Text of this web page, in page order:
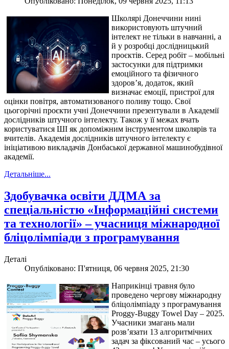
Школярі Донеччини нині
використовують штучний
інтелект не тільки в навчанні, а
й у розробці дослідницький
проєктів. Серед робіт – мобільні
застосунки для підтримки
емоційного та фізичного
здоров’я, додаток, який
визначає емоції, пристрої для
оцінки повітря, автоматизованого поливу тощо. Свої
цьогорічні проєкти учні Донеччини презентували в Академії
дослідників штучного інтелекту. Також у її межах вчать
користуватися ШІ як допоміжним інструментом школярів та
вчителів. Академія дослідників штучного інтелекту є
ініціативою викладачів Донбаської державної машинобудівної
академії.
Детальніше...
Здобувачка освіти ДДМА за
спеціальністю «Інформаційні системи
та технології» – учасниця міжнародної
бліцолімпіади з програмування
Деталі
Опубліковано: П'ятниця, 06 червня 2025, 21:30
Наприкінці травня було
проведено чергову міжнародну
бліцолімпіаду з програмування
Proggy-Buggy Towel Day – 2025.
Учасники змагань мали
розв’язати 13 алгоритмічних
задач за фіксований час – усього